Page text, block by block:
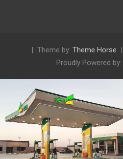
Theme by: Theme Horse
Proudly Powered by: